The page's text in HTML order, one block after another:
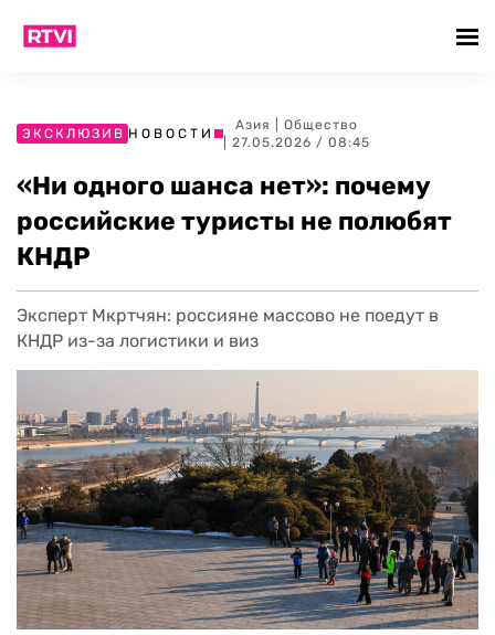
ЭКСКЛЮЗИВ НОВОСТИ
Азия
Общество
| 27.05.2026 / 08:45
«Ни одного шанса нет»: почему
российские туристы не полюбят
КНДР
Эксперт Мкртчян: россияне массово не поедут в
КНДР из-за логистики и виз